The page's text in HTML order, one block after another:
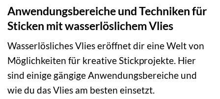
Anwendungsbereiche und Techniken für
Sticken mit wasserlöslichem Vlies
Wasserlösliches Vlies eröffnet dir eine Welt von
Möglichkeiten für kreative Stickprojekte. Hier
sind einige gängige Anwendungsbereiche und
wie du das Vlies am besten einsetzt.